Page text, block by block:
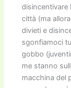
disincentivare
città (ma
divieti e
sgonfiamoci
gobbo
me stanno
macchina del